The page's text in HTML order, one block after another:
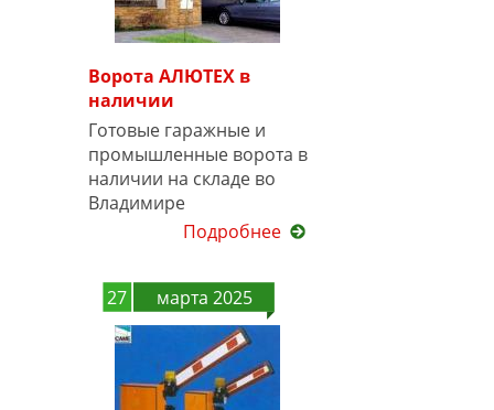
Ворота АЛЮТЕХ в
наличии
Готовые гаражные и
промышленные ворота в
наличии на складе во
Владимире
Подробнее
27 марта 2025